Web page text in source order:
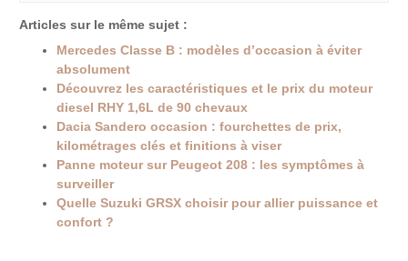
Articles sur le même sujet :
Mercedes Classe B : modèles d’occasion à éviter
absolument
Découvrez les caractéristiques et le prix du moteur
diesel RHY 1,6L de 90 chevaux
Dacia Sandero occasion : fourchettes de prix,
kilométrages clés et finitions à viser
Panne moteur sur Peugeot 208 : les symptômes à
surveiller
Quelle Suzuki GRSX choisir pour allier puissance et
confort ?